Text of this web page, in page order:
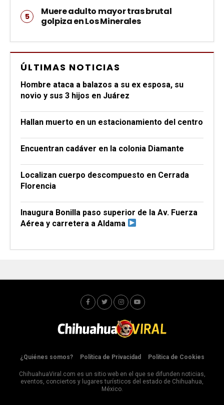
Muere adulto mayor tras brutal
golpiza en Los Minerales
ÚLTIMAS NOTICIAS
Hombre ataca a balazos a su ex esposa, su
novio y sus 3 hijos en Juárez
Hallan muerto en un estacionamiento del centro
Encuentran cadáver en la colonia Diamante
Localizan cuerpo descompuesto en Cerrada
Florencia
Inaugura Bonilla paso superior de la Av. Fuerza
Aérea y carretera a Aldama
¿Quiénes somos? Política de Privacidad Política de Cookies
ChihuahuaViral.com es un sitio web en el que se difunden noticias,
eventos, conciertos y lugares turísticos del estado de Chihuahua,
México.